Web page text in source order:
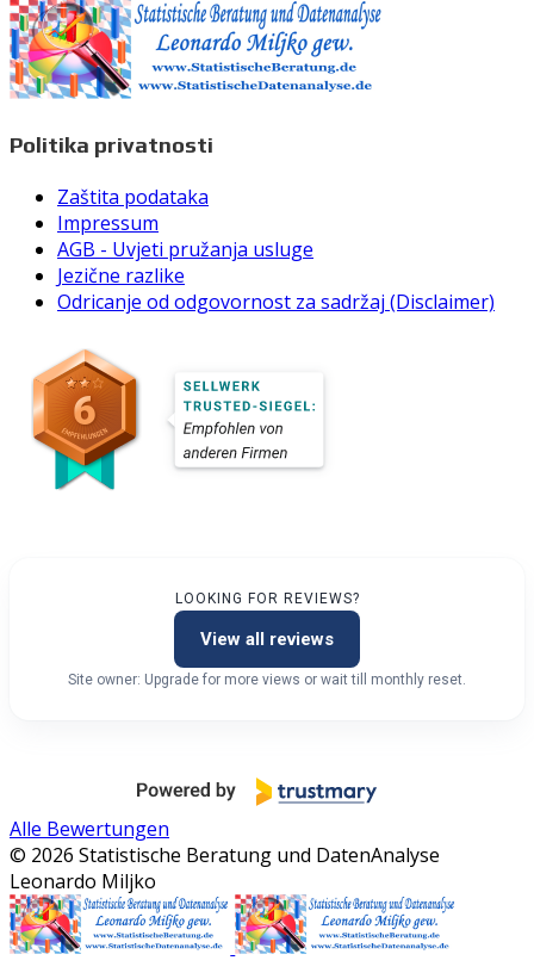
Politika privatnosti
Zaštita podataka
Impressum
AGB - Uvjeti pružanja usluge
Jezične razlike
Odricanje od odgovornost za sadržaj (Disclaimer)
LOOKING FOR REVIEWS?
View all reviews
Site owner: Upgrade for more views or wait till monthly reset.
Alle Bewertungen
© 2026 Statistische Beratung und DatenAnalyse
Leonardo Miljko